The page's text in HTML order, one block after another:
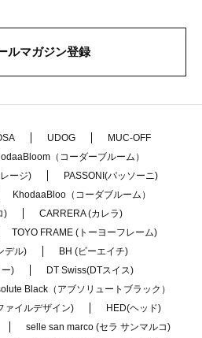
ルマガジン登録
UDOG
MUC-OFF
（コーダーブルーム）
ージ)
PASSONI(パッソーニ)
KhodaaBloo（コーダブルーム）
)
CARRERA (カレラ)
TOYO FRAME (トーヨーフレーム)
デル)
BH (ビーエイチ)
)
DT Swiss(DTスイス)
Black（アブソリュートブラック）
ァイルデザイン)
HED(ヘッド)
selle san marco (セラ サンマルコ)